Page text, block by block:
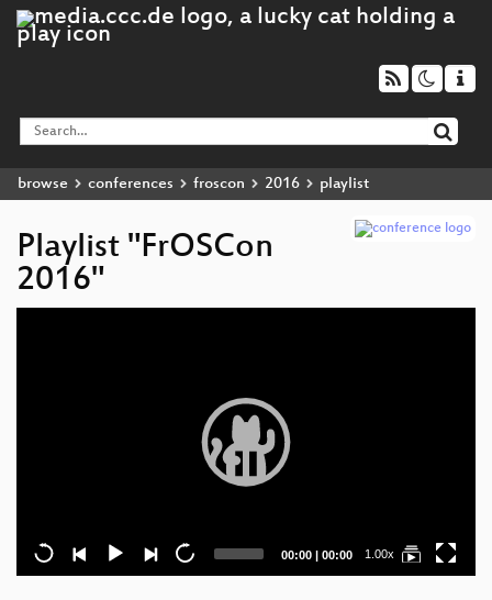
browse conferences froscon 2016 playlist
Playlist "FrOSCon
2016"
Current
00:00 | Total
00:00 1.00x